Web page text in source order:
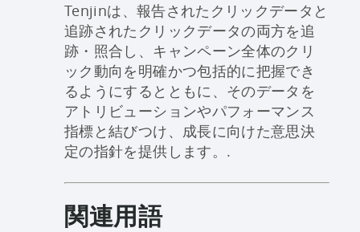
Tenjinは、報告されたクリックデータと
追跡されたクリックデータの両方を追
跡・照合し、キャンペーン全体のクリ
ック動向を明確かつ包括的に把握でき
るようにするとともに、そのデータを
アトリビューションやパフォーマンス
指標と結びつけ、成長に向けた意思決
定の指針を提供します。.
関連用語